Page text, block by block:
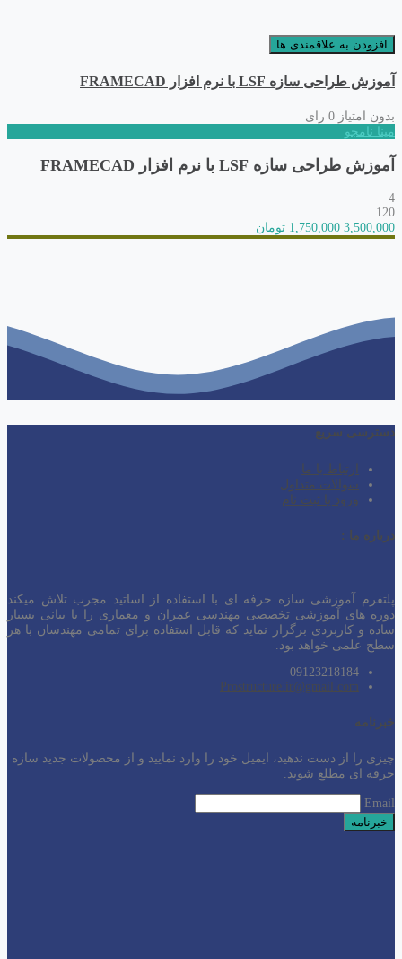
افزودن به علاقمندی ها
آموزش طراحی سازه LSF با نرم افزار FRAMECAD
بدون امتیاز 0 رای
مینا نامجو
آموزش طراحی سازه LSF با نرم افزار FRAMECAD
4
120
3,500,000 1,750,000 تومان
دسترسی سریع
ارتباط با ما
سوالات متداول
ورود یا ثبت نام
درباره ما :
پلتفرم آموزشی سازه حرفه ای با استفاده از اساتید مجرب تلاش میکند
دوره های آموزشی تخصصی مهندسی عمران و معماری را با بیانی بسیار
ساده و کاربردی برگزار نماید که قابل استفاده برای تمامی مهندسان با هر
سطح علمی خواهد بود.
09123218184
Prostructure.ir@gmail.com
خبرنامه
چیزی را از دست ندهید، ایمیل خود را وارد نمایید و از محصولات جدید سازه
حرفه ای مطلع شوید.
Email